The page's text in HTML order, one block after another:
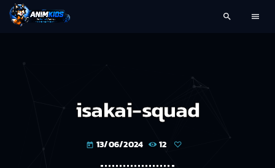
search menu
isakai-squad
today 13/06/2024 12